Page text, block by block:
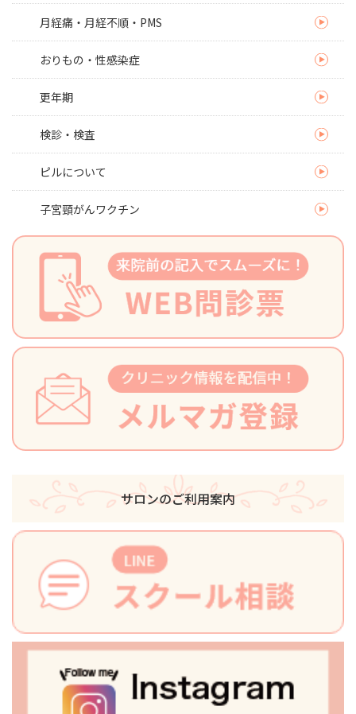
月経痛・月経不順・PMS
おりもの・性感染症
更年期
検診・検査
ピルについて
子宮頸がんワクチン
サロンのご利用案内